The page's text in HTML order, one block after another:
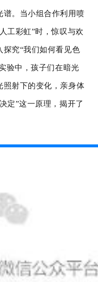
谱。当小组合作利用喷
工彩虹”时，惊叹与欢
探究“我们如何看见色
验中，孩子们在暗光
照射下的变化，亲身体
定”这一原理，揭开了